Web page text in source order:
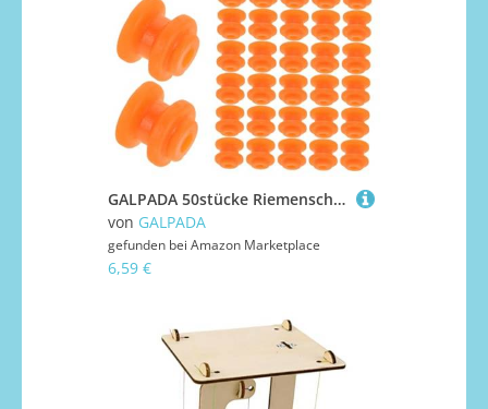
GALPADA 50stücke Riemenscheibenmodell Aus Kunststoff Mini-riemenscheibenbaugruppe Mit Einzelschlitz Für Baumaschinen Motorenbau Und Heimwerkertechnik Orange
von GALPADA
gefunden bei Amazon Marketplace
6,59 €